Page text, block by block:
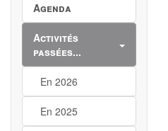
Agenda
Activités
passées...
En 2026
En 2025